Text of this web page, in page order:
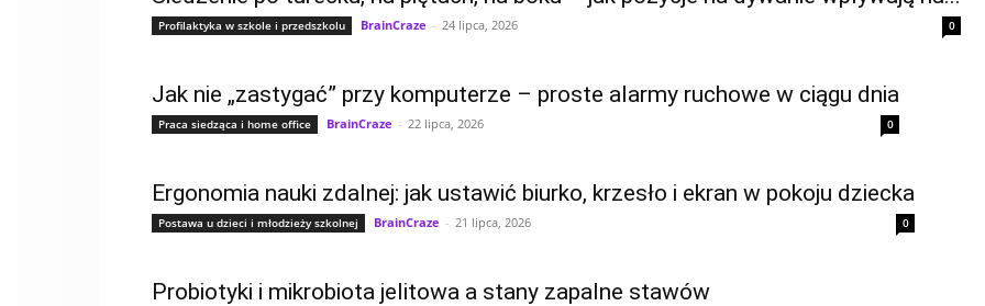
Profilaktyka w szkole i przedszkolu BrainCraze - 24 lipca, 2026 0
Jak nie „zastygać” przy komputerze – proste alarmy ruchowe w ciągu dnia
Praca siedząca i home office BrainCraze - 22 lipca, 2026 0
Ergonomia nauki zdalnej: jak ustawić biurko, krzesło i ekran w pokoju dziecka
Postawa u dzieci i młodzieży szkolnej BrainCraze - 21 lipca, 2026 0
Probiotyki i mikrobiota jelitowa a stany zapalne stawów